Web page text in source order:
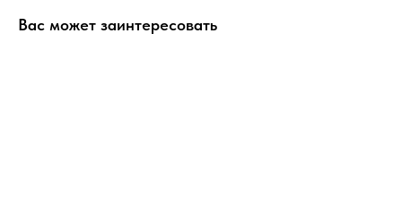
Вас может заинтересовать